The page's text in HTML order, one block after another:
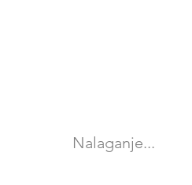
Nalaganje...